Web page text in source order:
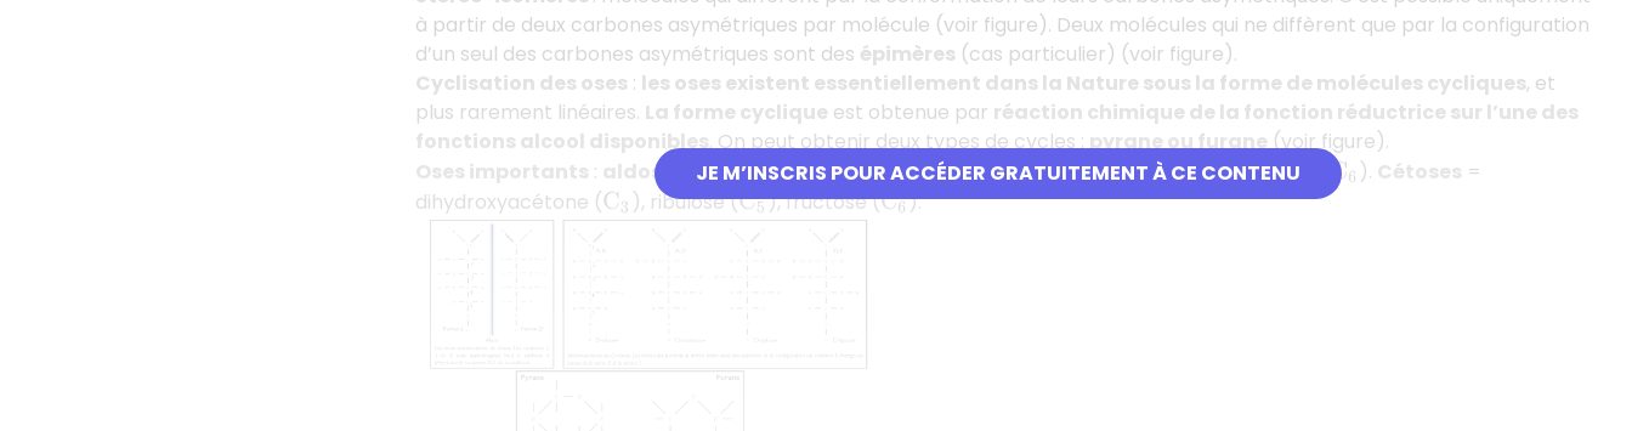
JE M’INSCRIS POUR ACCÉDER GRATUITEMENT À CE CONTENU
à partir de deux carbones asymétriques par molécule (voir figure). Deux molécules qui ne diffèrent que par la configuration
d’un seul des carbones asymétriques sont des épimères (cas particulier) (voir figure).
Cyclisation des oses : les oses existent essentiellement dans la Nature sous la forme de molécules cycliques, et
plus rarement linéaires. La forme cyclique est obtenue par réaction chimique de la fonction réductrice sur l’une des
fonctions alcool disponibles. On peut obtenir deux types de cycles :pyrane ou furane(voir figure).
Oses importants : aldoses = glycéraldéhyde (C3), ribose ( C5), glucose/galactose/mannose ( C6 ). Cétoses =
dihydroxyacétone (C3 ), ribulose (C5), fructose (C6).